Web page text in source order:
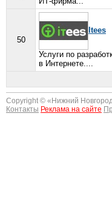
50
Itees
Услуги по
в Интернете....
Copyright © « Нижний
Контакты Реклама на сайте